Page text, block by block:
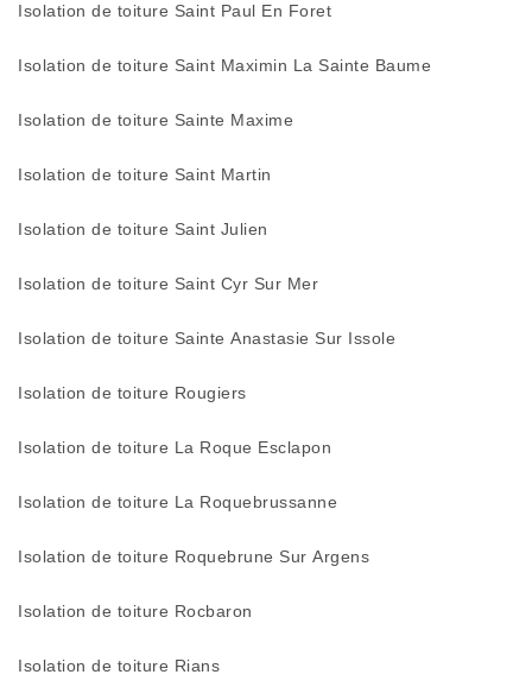
Isolation de toiture Saint Paul En Foret
Isolation de toiture Saint Maximin La Sainte Baume
Isolation de toiture Sainte Maxime
Isolation de toiture Saint Martin
Isolation de toiture Saint Julien
Isolation de toiture Saint Cyr Sur Mer
Isolation de toiture Sainte Anastasie Sur Issole
Isolation de toiture Rougiers
Isolation de toiture La Roque Esclapon
Isolation de toiture La Roquebrussanne
Isolation de toiture Roquebrune Sur Argens
Isolation de toiture Rocbaron
Isolation de toiture Rians